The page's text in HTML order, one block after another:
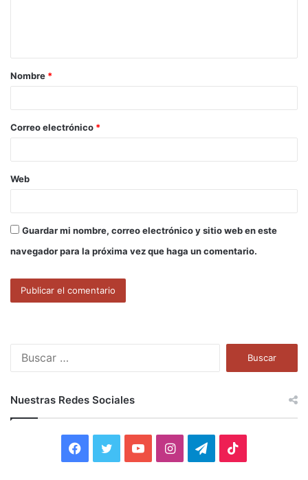
a
r
*
Nombre *
Correo electrónico *
Web
Guardar mi nombre, correo electrónico y sitio web en este
navegador para la próxima vez que haga un comentario.
r
:
Nuestras Redes Sociales
I